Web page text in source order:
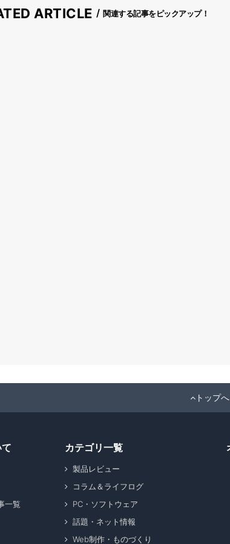
ARTICLE 関連する記事をピックアップ！
トップ
一覧
カテゴリ一覧
製品レビュー
コラム＆ライフログ
PC・ソフトウェア
話題・ネット情報
Web制作・ものづくり